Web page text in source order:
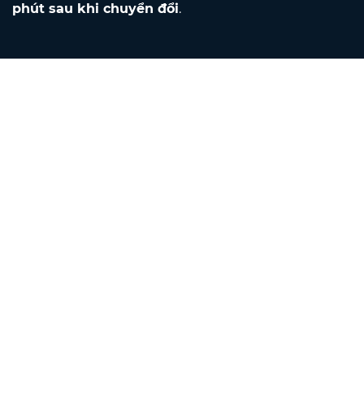
phút sau khi chuyển đổi.